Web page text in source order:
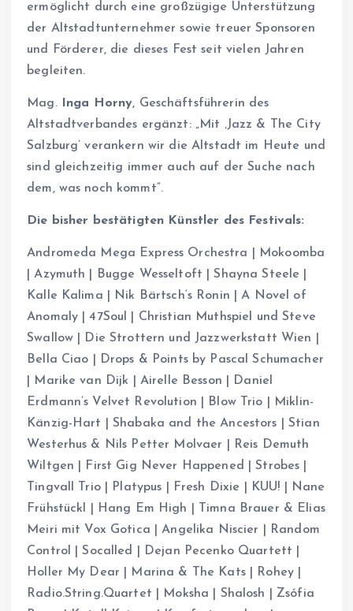
ermöglicht durch eine großzügige Unterstützung
der Altstadtunternehmer sowie treuer Sponsoren
und Förderer, die dieses Fest seit vielen Jahren
begleiten.
Mag. Inga Horny, Geschäftsführerin des
Altstadtverbandes ergänzt: „Mit ‚Jazz & The City
Salzburg’ verankern wir die Altstadt im Heute und
sind gleichzeitig immer auch auf der Suche nach
dem, was noch kommt“.
Die bisher bestätigten Künstler des Festivals:
Andromeda Mega Express Orchestra | Mokoomba
| Azymuth | Bugge Wesseltoft | Shayna Steele |
Kalle Kalima | Nik Bärtsch‘s Ronin | A Novel of
Anomaly | 47Soul | Christian Muthspiel und Steve
Swallow | Die Strottern und Jazzwerkstatt Wien |
Bella Ciao | Drops & Points by Pascal Schumacher
| Marike van Dijk | Airelle Besson | Daniel
Erdmann’s Velvet Revolution | Blow Trio | Miklin-
Känzig-Hart | Shabaka and the Ancestors | Stian
Westerhus & Nils Petter Molvaer | Reis Demuth
Wiltgen | First Gig Never Happened | Strobes |
Tingvall Trio | Platypus | Fresh Dixie | KUU! | Nane
Frühstückl | Hang Em High | Timna Brauer & Elias
Meiri mit Vox Gotica | Angelika Niscier | Random
Control | Socalled | Dejan Pecenko Quartett |
Holler My Dear | Marina & The Kats | Rohey |
Radio.String.Quartet | Moksha | Shalosh | Zsófia